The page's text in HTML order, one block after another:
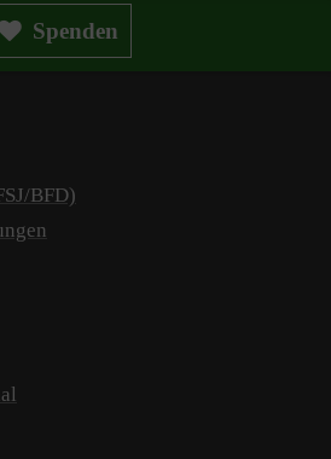
Spenden
BFD)